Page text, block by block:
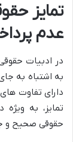
تمایز
عدم
در ادبیات
به اشتباه به
دارای تفاوت
تمایز، به
حقوقی صحیح و